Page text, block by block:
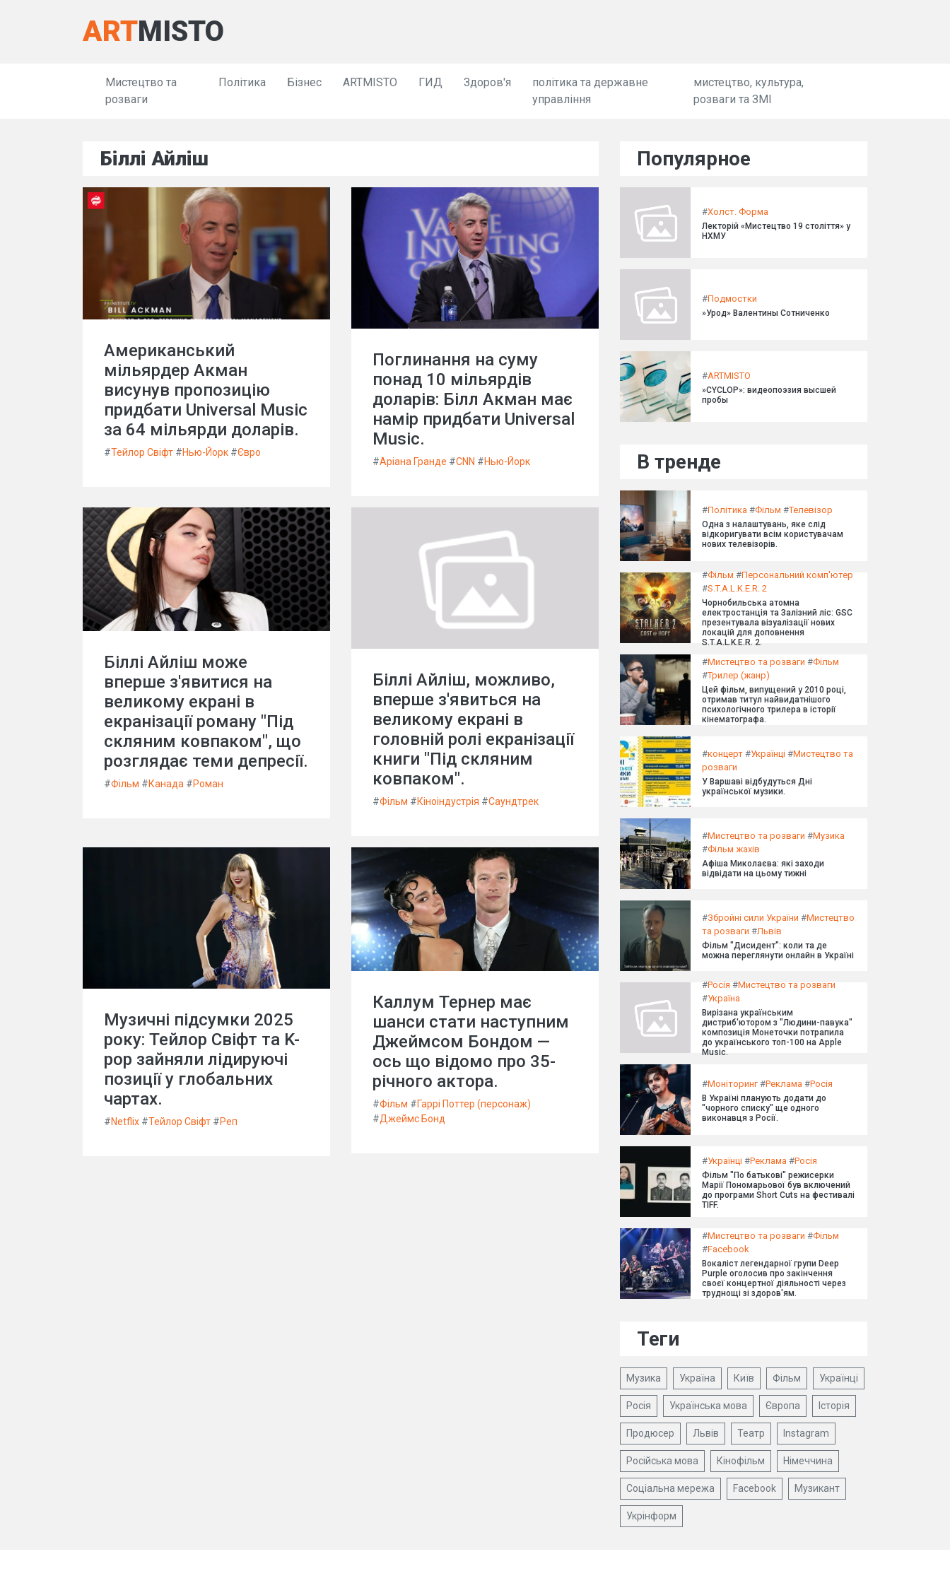
ARTMISTO
Мистецтво та
розваги
Політика Бізнес ARTMISTO ГИД Здоров'я
політика та державне
управління
мистецтво, культура,
розваги та ЗМІ
Біллі Айліш
Американський
мільярдер Акман
висунув пропозицію
придбати Universal Music
за 64 мільярди доларів.
#Тейлор Свіфт #Нью-Йорк #Євро
Поглинання на суму
понад 10 мільярдів
доларів: Білл Акман має
намір придбати Universal
Music.
#Аріана Гранде #CNN #Нью-Йорк
Біллі Айліш може
вперше з'явитися на
великому екрані в
екранізації роману "Під
скляним ковпаком", що
розглядає теми депресії.
#Фільм #Канада #Роман
Біллі Айліш, можливо,
вперше з'явиться на
великому екрані в
головній ролі екранізації
книги "Під скляним
ковпаком".
#Фільм #Кіноіндустрія #Саундтрек
Музичні підсумки 2025
року: Тейлор Свіфт та K-
pop зайняли лідируючі
позиції у глобальних
чартах.
#Netflix #Тейлор Свіфт #Реп
Каллум Тернер має
шанси стати наступним
Джеймсом Бондом —
ось що відомо про 35-
річного актора.
#Фільм #Гаррі Поттер (персонаж)
#Джеймс Бонд
Популярное
#Холст. Форма
Лекторій «Мистецтво 19 століття» у
НХМУ
#Подмостки
»Урод» Валентины Сотниченко
#ARTMISTO
»CYCLOP»: видеопоэзия высшей
пробы
В тренде
#Політика #Фільм #Телевізор
Одна з налаштувань, яке слід
відкоригувати всім користувачам
нових телевізорів.
#Фільм #Персональний комп'ютер
#S.T.A.L.K.E.R. 2
Чорнобильська атомна
електростанція та Залізний ліс: GSC
презентувала візуалізації нових
локацій для доповнення
S.T.A.L.K.E.R. 2.
#Мистецтво та розваги #Фільм
#Трилер (жанр)
Цей фільм, випущений у 2010 році,
отримав титул найвидатнішого
психологічного трилера в історії
кінематографа.
#концерт #Українці #Мистецтво та
розваги
У Варшаві відбудуться Дні
української музики.
#Мистецтво та розваги #Музика
#Фільм жахів
Афіша Миколаєва: які заходи
відвідати на цьому тижні
#Збройні сили України #Мистецтво
та розваги #Львів
Фільм "Дисидент": коли та де
можна переглянути онлайн в Україні
#Росія #Мистецтво та розваги
#Україна
Вирізана українським
дистриб'ютором з "Людини-павука"
композиція Монеточки потрапила
до українського топ-100 на Apple
Music.
#Моніторинг#Реклама #Росія
В Україні планують додати до
"чорного списку" ще одного
виконавця з Росії.
#Українці #Реклама #Росія
Фільм "По батькові" режисерки
Марії Пономарьової був включений
до програми Short Cuts на фестивалі
TIFF.
#Мистецтво та розваги #Фільм
#Facebook
Вокаліст легендарної групи Deep
Purple оголосив про закінчення
своєї концертної діяльності через
труднощі зі здоров'ям.
Теги
Музика Україна Київ Фільм Українці
Росія Українська мова Європа Історія
Продюсер Львів Театр Instagram
Російська мова Кінофільм Німеччина
Соціальна мережа Facebook Музикант
Укрінформ